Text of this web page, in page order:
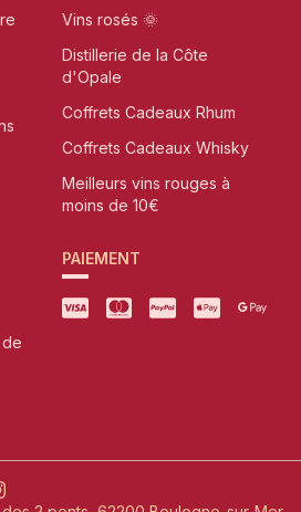
Vins rosés 🌞
Distillerie de la Côte
d'Opale
Coffrets Cadeaux Rhum
Coffrets Cadeaux Whisky
Meilleurs vins rouges à
moins de 10€
PAIEMENT